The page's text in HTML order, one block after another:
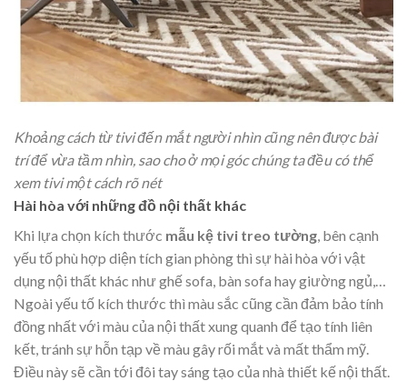
Khoảng cách từ tivi đến mắt người nhìn cũng nên được bài
trí để vừa tầm nhìn, sao cho ở mọi góc chúng ta đều có thể
xem tivi một cách rõ nét
Hài hòa với những đồ nội thất khác
Khi lựa chọn kích thước mẫu kệ tivi treo tường , bên cạnh
yếu tố phù hợp diện tích gian phòng thì sự hài hòa với vật
dụng nội thất khác như ghế sofa, bàn sofa hay giường ngủ,…
Ngoài yếu tố kích thước thì màu sắc cũng cần đảm bảo tính
đồng nhất với màu của nội thất xung quanh để tạo tính liên
kết, tránh sự hỗn tạp về màu gây rối mắt và mất thẩm mỹ.
Điều này sẽ cần tới đôi tay sáng tạo của nhà thiết kế nội thất.